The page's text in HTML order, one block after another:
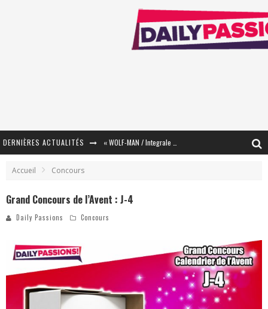
DERNIÈRES ACTUALITÉS
PsyRiver 2026 : la magie revient sur les rives de l’Aar
« MOFUSAND / Parler Japonais » – Des Expressions Pratiques !
Accueil Concours
Grand Concours de l’Avent : J-4
Daily Passions Concours